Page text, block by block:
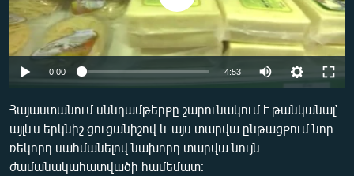
ՄԻՋԱԶԳԱՅԻՆ
ՄՇԱԿՈՒՅԹ
ՍՊՈՐՏ
ՏՏ ԵՒ ԻՆՏԵՐՆԵՏ
ԿՈՐՈՆԱՎԻՐՈՒՍ
Auto 240p 360p
0:00 4:53
360p
Հայաստանում սննդամթերքը շարունակում է թանկանալ՝
այլևս երկնիշ ցուցանիշով և այս տարվա ընթացքում նոր
ռեկորդ սահմանելով նախորդ տարվա նույն
ժամանակահատվածի համեմատ։